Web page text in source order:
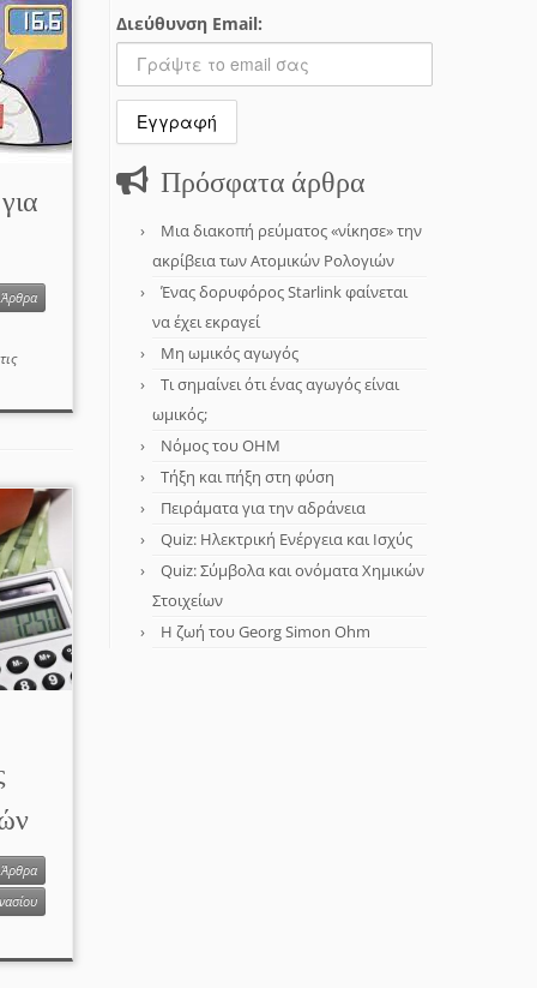
Άρθρα
Άρθρα
Διεύθυνση Email:
Πρόσφατα άρθρα
Μια διακοπή ρεύματος «νίκησε» την
ακρίβεια των Ατομικών Ρολογιών
Ένας δορυφόρος Starlink φαίνεται
να έχει εκραγεί
Μη ωμικός αγωγός
Τι σημαίνει ότι ένας αγωγός είναι
ωμικός;
Νόμος του OHM
Τήξη και πήξη στη φύση
Πειράματα για την αδράνεια
Quiz: Ηλεκτρική Ενέργεια και Ισχύς
Quiz: Σύμβολα και ονόματα Χημικών
Στοιχείων
Η ζωή του Georg Simon Ohm